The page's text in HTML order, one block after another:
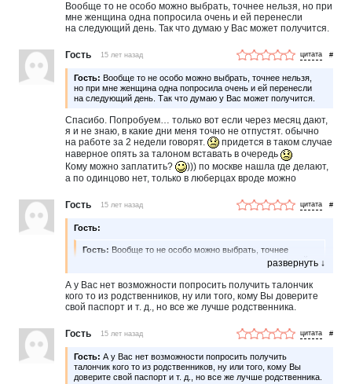
Вообще то не особо можно выбрать, точнее нельзя, но при
мне женщина одна попросила очень и ей перенесли
на следующий день. Так что думаю у Вас может получится.
Гость 15 лет назад #
Гость: Вообще то не особо можно выбрать, точнее нельзя,
но при мне женщина одна попросила очень и ей перенесли
на следующий день. Так что думаю у Вас может получится.
Спасибо. Попробуем… только вот если через месяц дают,
я и не знаю, в какие дни меня точно не отпустят. обычно
на работе за 2 недели говорят.
придется в таком случае
наверное опять за талоном вставать в очередь
Кому можно заплатить?
))) по москве нашла где делают,
а по одинцово нет, только в люберцах вроде можно
Гость 15 лет назад #
Гость:
Гость: Вообще то не особо можно выбрать, точнее
нельзя, но при мне женщина одна попросила очень и ей
перенесли на следующий день. Так что думаю у Вас
может получится.
Спасибо. Попробуем… только вот если через месяц дают, я
и не знаю, в какие дни меня точно не отпустят. обычно
наверное опять за талоном вставать в очередь
а по одинцово нет, только в люберцах вроде можно
А у Вас нет возможности попросить получить талончик
кого то из родственников, ну или того, кому Вы доверите
свой паспорт и т. д., но все же лучше родственника.
Гость 15 лет назад #
Гость: А у Вас нет возможности попросить получить
талончик кого то из родственников, ну или того, кому Вы
доверите свой паспорт и т. д., но все же лучше родственника.